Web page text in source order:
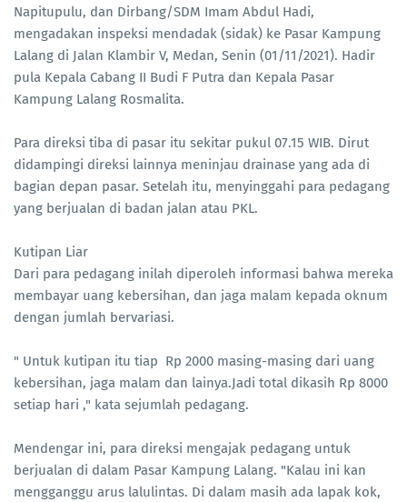
Napitupulu, dan Dirbang/SDM Imam Abdul Hadi,
mengadakan inspeksi mendadak (sidak) ke Pasar Kampung
Lalang di Jalan Klambir V, Medan, Senin (01/11/2021). Hadir
pula Kepala Cabang II Budi F Putra dan Kepala Pasar
Kampung Lalang Rosmalita.
Para direksi tiba di pasar itu sekitar pukul 07.15 WIB. Dirut
didampingi direksi lainnya meninjau drainase yang ada di
bagian depan pasar. Setelah itu, menyinggahi para pedagang
yang berjualan di badan jalan atau PKL.
Kutipan Liar
Dari para pedagang inilah diperoleh informasi bahwa mereka
membayar uang kebersihan, dan jaga malam kepada oknum
dengan jumlah bervariasi.
" Untuk kutipan itu tiap Rp 2000 masing-masing dari uang
kebersihan, jaga malam dan lainya.Jadi total dikasih Rp 8000
setiap hari ," kata sejumlah pedagang.
Mendengar ini, para direksi mengajak pedagang untuk
berjualan di dalam Pasar Kampung Lalang. "Kalau ini kan
mengganggu arus lalulintas. Di dalam masih ada lapak kok,